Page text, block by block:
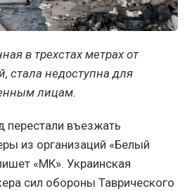
в трехстах метрах от
стала недоступна для
лицам.
перестали въезжать
из организаций «Белый
«МК». Украинская
сил обороны Таврического